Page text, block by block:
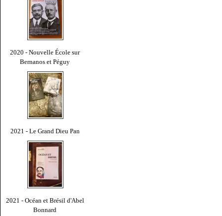
2020 - Nouvelle École sur
Bernanos et Péguy
2021 - Le Grand Dieu Pan
2021 - Océan et Brésil d'Abel
Bonnard